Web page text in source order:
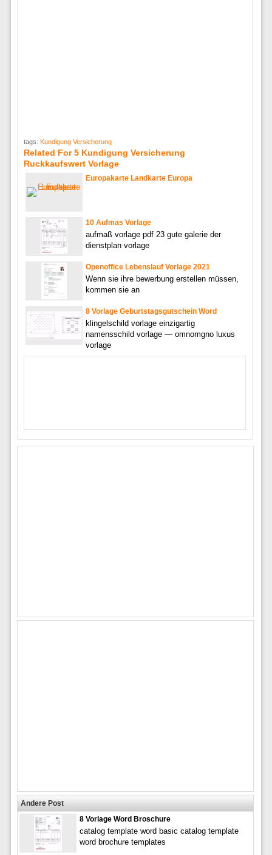
tags: Kundigung Versicherung
Related For 5 Kundigung Versicherung
Ruckkaufswert Vorlage
Europakarte Landkarte Europa
10 Aufmas Vorlage
aufmaß vorlage pdf 23 gute galerie der
dienstplan vorlage
Openoffice Lebenslauf Vorlage 2021
Wenn sie ihre bewerbung erstellen müssen,
kommen sie an
8 Vorlage Geburtstagsgutschein Word
klingelschild vorlage einzigartig
namensschild vorlage — omnomgno luxus
vorlage
Andere Post
8 Vorlage Word Broschure
catalog template word basic catalog template
word brochure templates